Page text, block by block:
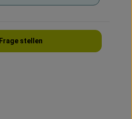
Frage stellen